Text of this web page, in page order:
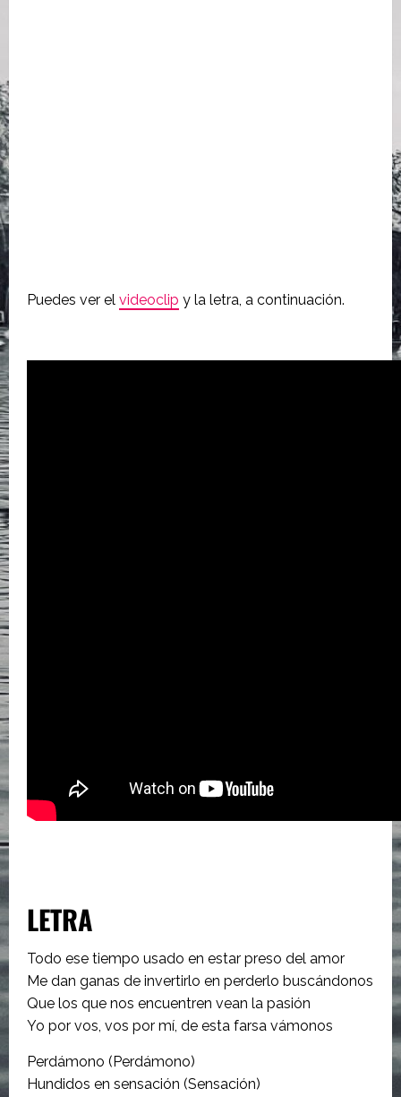
Puedes ver el videoclip y la letra, a continuación.
LETRA
Todo ese tiempo usado en estar preso del amor
Me dan ganas de invertirlo en perderlo buscándonos
Que los que nos encuentren vean la pasión
Yo por vos, vos por mí, de esta farsa vámonos
Perdámono (Perdámono)
Hundidos en sensación (Sensación)